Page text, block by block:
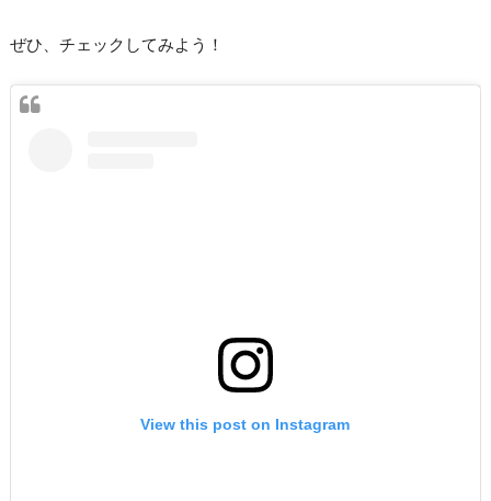
ぜひ、チェックしてみよう！
View this post on Instagram